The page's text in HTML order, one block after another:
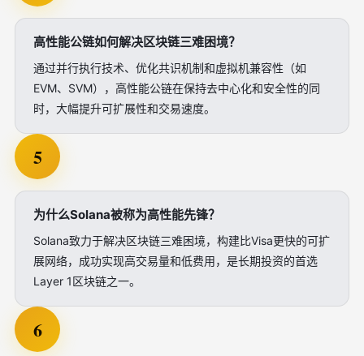
高性能公链如何解决区块链三难困境？
通过并行执行技术、优化共识机制和虚拟机兼容性（如
EVM、SVM），高性能公链在保持去中心化和安全性的同
时，大幅提升可扩展性和交易速度。
5
为什么Solana被称为高性能先锋？
Solana致力于解决区块链三难困境，构建比Visa更快的可扩
展网络，成功实现高交易量和低费用，是长期投资的首选
Layer 1区块链之一。
6